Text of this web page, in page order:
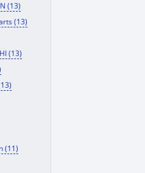
(13)
(13)
(13)
(11)